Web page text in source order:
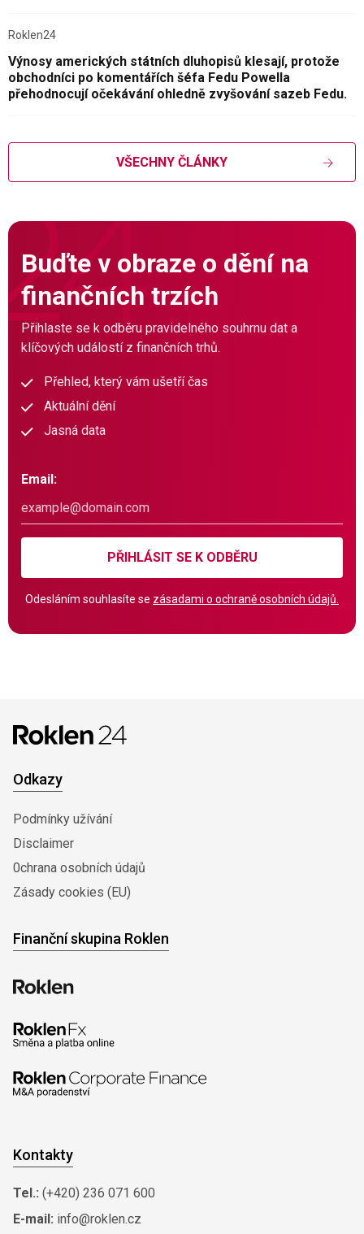
Roklen24
Výnosy amerických státních dluhopisů klesají, protože
obchodníci po komentářích šéfa Fedu Powella
přehodnocují očekávání ohledně zvyšování sazeb Fedu.
VŠECHNY ČLÁNKY
Buďte v obraze o dění na
finančních trzích
Přihlaste se k odběru pravidelného souhrnu dat a
klíčových událostí z finančních trhů.
Přehled, který vám ušetří čas
Aktuální dění
Jasná data
Email:
PŘIHLÁSIT SE K ODBĚRU
Odesláním souhlasíte se zásadami o ochraně osobních údajů.
Odkazy
Podmínky užívání
Disclaimer
0chrana osobních údajů
Zásady cookies (EU)
Finanční skupina Roklen
Kontakty
Tel.: (+420) 236 071 600
E-mail: info@roklen.cz